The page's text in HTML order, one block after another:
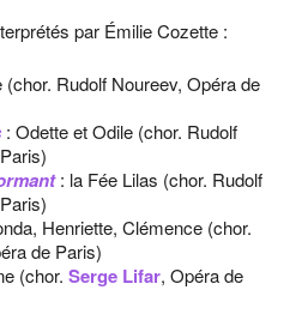
par Émilie Cozette :
(chor. Rudolf Noureev, Opéra de
: Odette et Odile (chor. Rudolf
: la Fée Lilas (chor. Rudolf
Henriette, Clémence (chor.
de Paris)
(chor. Serge Lifar, Opéra de